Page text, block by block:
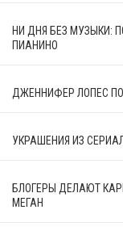
НИ ДНЯ БЕЗ МУЗЫКИ:
ПИАНИНО
ДЖЕННИФЕР ЛОПЕС
УКРАШЕНИЯ ИЗ
БЛОГЕРЫ ДЕЛАЮТ
МЕГАН